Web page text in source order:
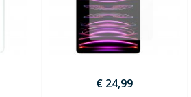
€ 24,99